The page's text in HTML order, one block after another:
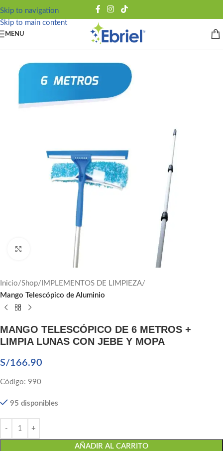
Skip to navigation
Skip to main content
MENU
Click to enlarge
Inicio Shop
IMPLEMENTOS DE LIMPIEZA
Mango Telescópico de Aluminio
MANGO TELESCÓPICO DE 6 METROS +
LIMPIA LUNAS CON JEBE Y MOPA
S/166.90
Código: 990
95 disponibles
AÑADIR AL CARRITO